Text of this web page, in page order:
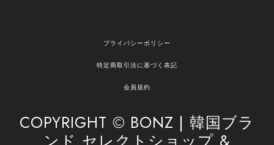
プライバシーポリシー
特定商取引法に基づく表記
会員規約
COPYRIGHT © BONZ | 韓国ブラ
ンド セレクトショップ &